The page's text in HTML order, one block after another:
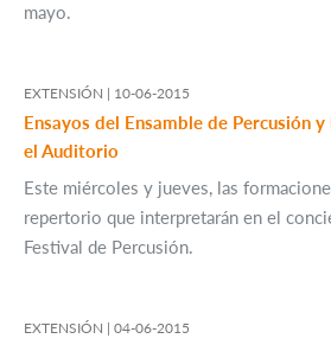
mayo.
EXTENSIÓN | 10-06-2015
Ensayos del Ensamble de Percusión
el Auditorio
Este miércoles y jueves, las
repertorio que interpretarán en el
Festival de Percusión.
EXTENSIÓN | 04-06-2015